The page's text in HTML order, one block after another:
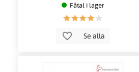
Fåtal i lager
Se alla